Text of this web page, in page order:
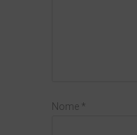
Nome *